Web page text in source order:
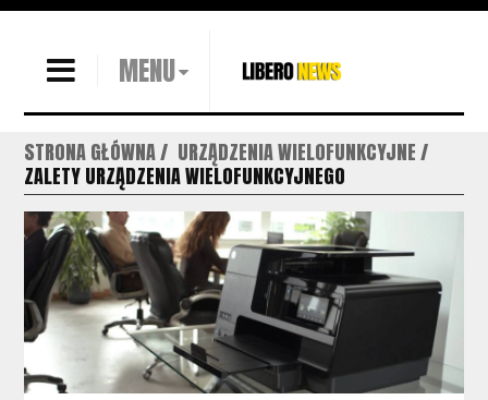
MENU
STRONA GŁÓWNA
URZĄDZENIA WIELOFUNKCYJNE
ZALETY URZĄDZENIA WIELOFUNKCYJNEGO